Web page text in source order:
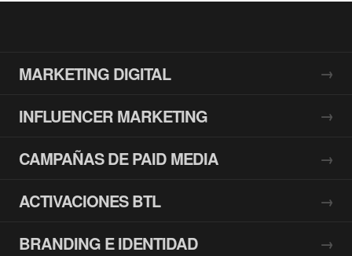
MARKETING DIGITAL
INFLUENCER MARKETING
CAMPAÑAS DE PAID MEDIA
ACTIVACIONES BTL
BRANDING E IDENTIDAD